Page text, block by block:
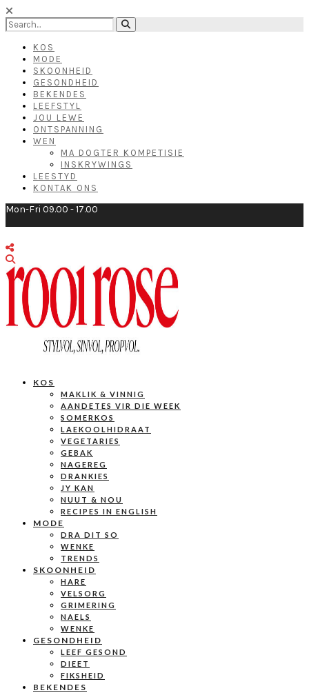
KOS
MODE
SKOONHEID
GESONDHEID
BEKENDES
LEEFSTYL
JOU LEWE
ONTSPANNING
WEN
MA DOGTER KOMPETISIE
INSKRYWINGS
LEESTYD
KONTAK ONS
Mon-Fri 09.00 - 17.00
KOS
MAKLIK & VINNIG
AANDETES VIR DIE WEEK
SOMERKOS
LAEKOOLHIDRAAT
VEGETARIES
GEBAK
NAGEREG
DRANKIES
JY KAN
NUUT & NOU
RECIPES IN ENGLISH
MODE
DRA DIT SO
WENKE
TRENDS
SKOONHEID
HARE
VELSORG
GRIMERING
NAELS
WENKE
GESONDHEID
LEEF GESOND
DIEET
FIKSHEID
BEKENDES